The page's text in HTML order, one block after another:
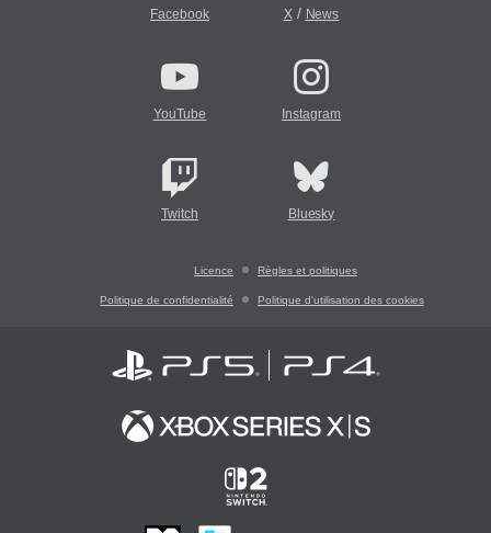
Facebook X/ News
YouTube Instagram
Twitch Bluesky
Licence Règles et politiques
Politique de confidentialité Politique d'utilisation des cookies